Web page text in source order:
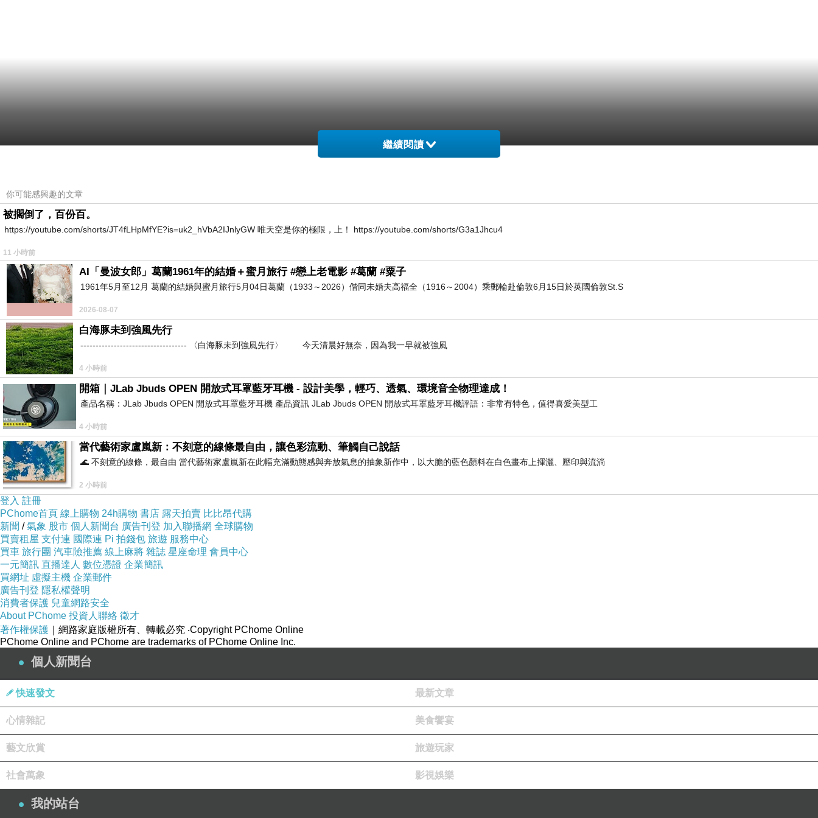
繼續閱讀
你可能感興趣的文章
被擱倒了，百份百。
https://youtube.com/shorts/JT4fLHpMfYE?is=uk2_hVbA2IJnlyGW 唯天空是你的極限，上！ https://youtube.com/shorts/G3a1Jhcu4
11 小時前
AI「曼波女郎」葛蘭1961年的結婚＋蜜月旅行 #戀上老電影 #葛蘭 #粟子
1961年5月至12月 葛蘭的結婚與蜜月旅行5月04日葛蘭（1933～2026）偕同未婚夫高福全（1916～2004）乘郵輪赴倫敦6月15日於英國倫敦St.S
2026-08-07
白海豚未到強風先行
----------------------------------- 〈白海豚未到強風先行〉 今天清晨好無奈，因為我一早就被強風
4 小時前
開箱｜JLab Jbuds OPEN 開放式耳罩藍牙耳機 - 設計美學，輕巧、透氣、環境音全物理達成！
產品名稱：JLab Jbuds OPEN 開放式耳罩藍牙耳機 產品資訊 JLab Jbuds OPEN 開放式耳罩藍牙耳機評語：非常有特色，值得喜愛美型工
4 小時前
當代藝術家盧嵐新：不刻意的線條最自由，讓色彩流動、筆觸自己說話
🌊 不刻意的線條，最自由 當代藝術家盧嵐新在此幅充滿動態感與奔放氣息的抽象新作中，以大膽的藍色顏料在白色畫布上揮灑、壓印與流淌
2 小時前
登入 註冊
PChome首頁 線上購物 24h購物 書店 露天拍賣 比比昂代購
新聞 /氣象 股市 個人新聞台 廣告刊登 加入聯播網 全球購物
買賣租屋 支付連 國際連 Pi 拍錢包 旅遊 服務中心
買車 旅行團 汽車險推薦 線上麻將 雜誌 星座命理 會員中心
一元簡訊 直播達人 數位憑證 企業簡訊
買網址 虛擬主機 企業郵件
廣告刊登 隱私權聲明
消費者保護 兒童網路安全
About PChome 投資人聯絡 徵才
著作權保護 ｜網路家庭版權所有、轉載必究 ‧Copyright PChome Online
PChome Online and PChome are trademarks of PChome Online Inc.
個人新聞台
快速發文 最新文章
心情雜記 美食饗宴
藝文欣賞 旅遊玩家
社會萬象 影視娛樂
我的站台